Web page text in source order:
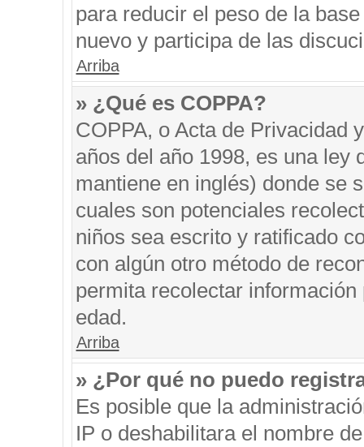
para reducir el peso de la
nuevo y participa de las
Arriba
» ¿Qué es COPPA?
COPPA, o Acta de Privacidad
años del año 1998, es una ley
mantiene en inglés) donde se
cuales son potenciales
niños sea escrito y ratificado
con algún otro método de
permita recolectar
edad.
Arriba
» ¿Por qué no puedo
Es posible que la
IP o deshabilitara el nombre